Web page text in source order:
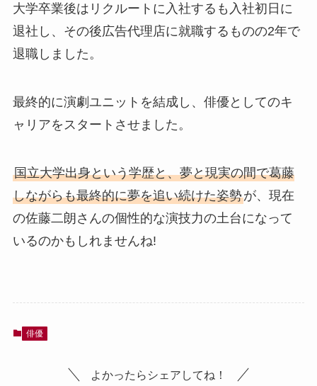
大学卒業後はリクルートに入社するも入社初日に
退社し、その後広告代理店に就職するものの2年で
退職しました。
最終的に演劇ユニットを結成し、俳優としてのキ
ャリアをスタートさせました。
国立大学出身という学歴と、夢と現実の間で葛藤
しながらも最終的に夢を追い続けた姿勢が、現在
の佐藤二朗さんの個性的な演技力の土台になって
いるのかもしれませんね!
俳優
よかったらシェアしてね！